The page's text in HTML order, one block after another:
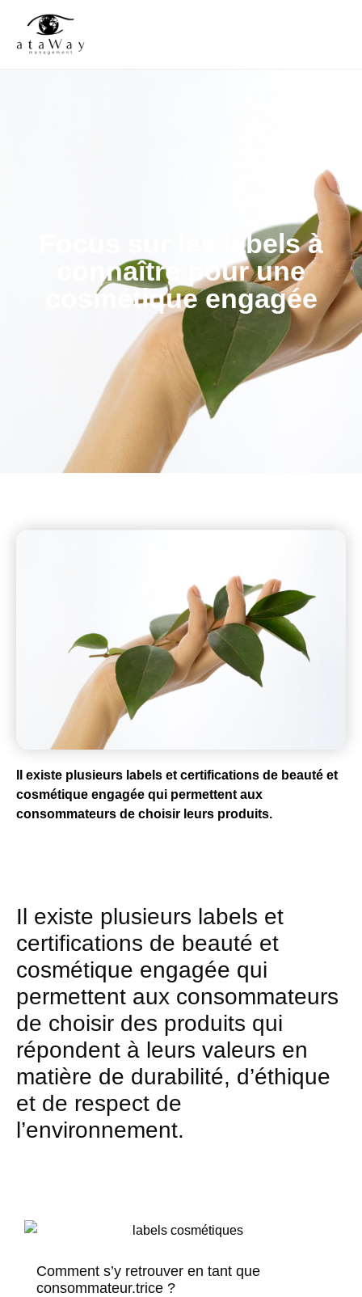
Focus sur les labels à
connaître pour une
cosmétique engagée
Il existe plusieurs labels et certifications de beauté et
cosmétique engagée qui permettent aux
consommateurs de choisir leurs produits.
Il existe plusieurs labels et
certifications de beauté et
cosmétique engagée qui
permettent aux consommateurs
de choisir des produits qui
répondent à leurs valeurs en
matière de durabilité, d’éthique
et de respect de
l’environnement.
Comment s’y retrouver en tant que
consommateur.trice ?